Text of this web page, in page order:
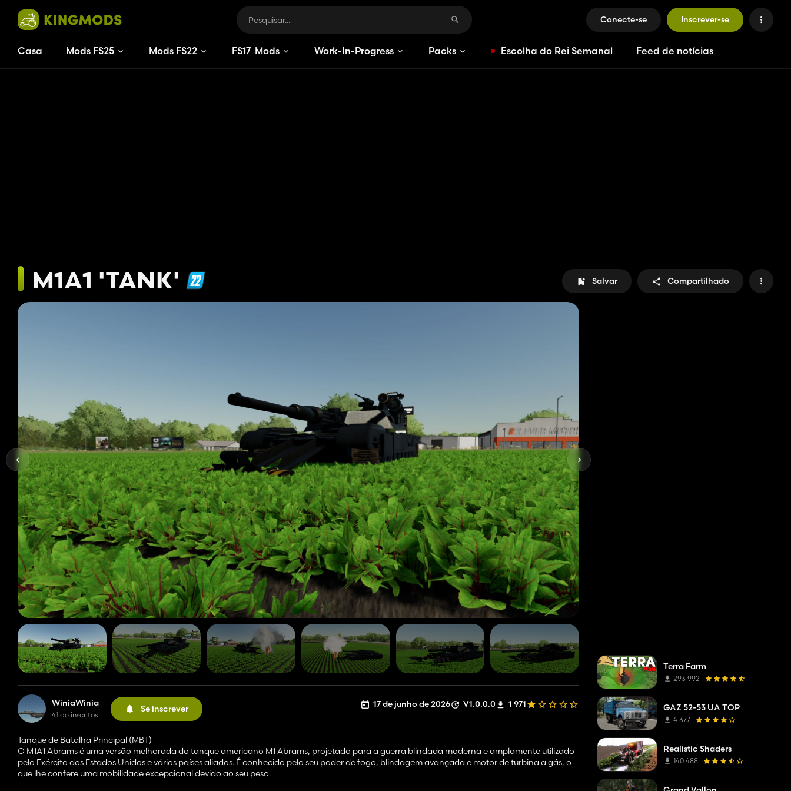
Conecte-se Inscrever-se
Casa Mods FS25 Mods FS22 FS17 Mods Work-In-Progress Packs Escolha do Rei Semanal Feed de notícias
M1A1 'TANK' Salvar Compartilhado
WiniaWinia
41 de inscritos
Se inscrever 17 de junho de 2026 V1.0.0.0 1 971
Tanque de Batalha Principal (MBT)
O M1A1 Abrams é uma versão melhorada do tanque americano M1 Abrams, projetado para a guerra blindada moderna e amplamente utilizado
pelo Exército dos Estados Unidos e vários países aliados. É conhecido pelo seu poder de fogo, blindagem avançada e motor de turbina a gás, o
que lhe confere uma mobilidade excepcional devido ao seu peso.
Terra Farm
293 992
GAZ 52-53 UA TOP
4 377
Realistic Shaders
140 488